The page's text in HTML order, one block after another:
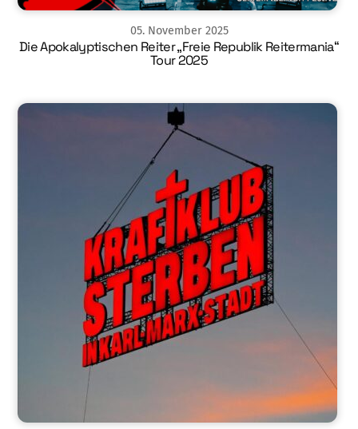
05. November 2025
Die Apokalyptischen Reiter „Freie Republik Reitermania“
Tour 2025